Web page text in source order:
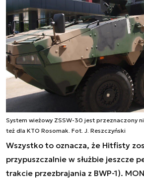
System wieżowy ZSSW-30 jest przeznaczony
też dla KTO Rosomak. Fot. J. Reszczyński
Wszystko to oznacza, że Hitfisty
przypuszczalnie w służbie jeszcze
trakcie przezbrajania z BWP-1).